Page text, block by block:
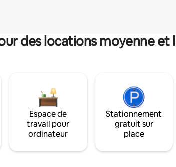
des locations moyenne et
Espace de
travail pour
ordinateur
Stationnement
gratuit sur
place